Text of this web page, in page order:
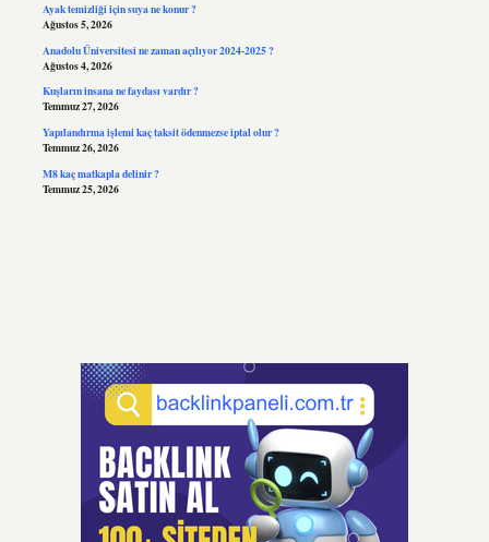
Ayak temizliği için suya ne konur ?
Ağustos 5, 2026
Anadolu Üniversitesi ne zaman açılıyor 2024-2025 ?
Ağustos 4, 2026
Kuşların insana ne faydası vardır ?
Temmuz 27, 2026
Yapılandırma işlemi kaç taksit ödenmezse iptal olur ?
Temmuz 26, 2026
M8 kaç matkapla delinir ?
Temmuz 25, 2026